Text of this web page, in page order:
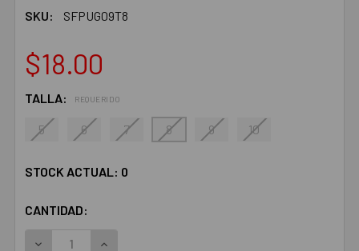
SKU: SFPUG09T8
$18.00
TALLA: REQUERIDO
5 6 7 8 9 10
STOCK ACTUAL: 0
CANTIDAD:
DISMINUIR LA CANTIDAD:AUMENTAR LA CANTIDAD: